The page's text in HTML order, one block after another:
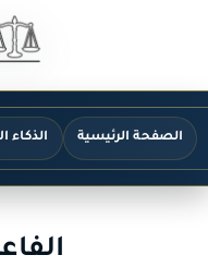
الصفحة الرئيسية الذكاء